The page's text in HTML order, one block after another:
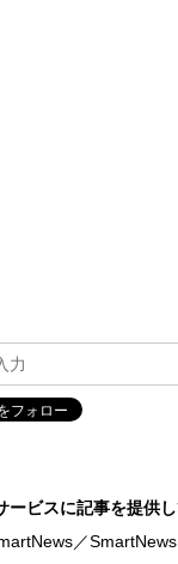
ビスに記事を提供し
／